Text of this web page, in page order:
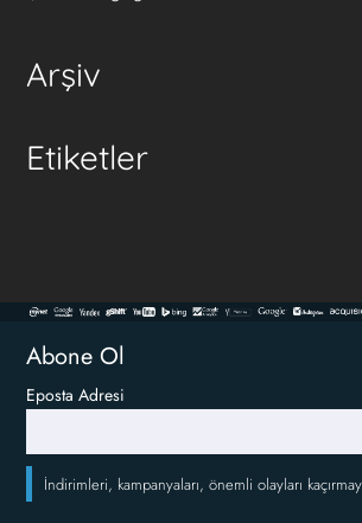
Arşiv
Etiketler
Abone Ol
Eposta Adresi
İndirimleri, kampanyaları, önemli olayları